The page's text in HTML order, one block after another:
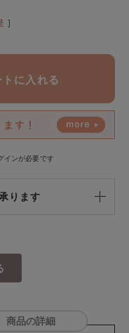
]
に入れる
インが必要です
ります
商品の詳細